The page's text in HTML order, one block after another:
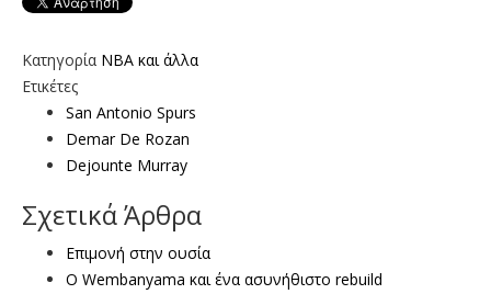
Κατηγορία NBA και άλλα
Ετικέτες
San Antonio Spurs
Demar De Rozan
Dejounte Murray
Σχετικά Άρθρα
Επιμονή στην ουσία
Ο Wembanyama και ένα ασυνήθιστο rebuild